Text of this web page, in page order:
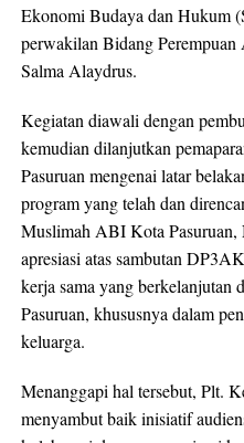
Ekonomi Budaya dan Hukum
perwakilan Bidang
Salma Alaydrus.
Kegiatan diawali dengan
kemudian dilanjutkan
Pasuruan mengenai latar
program yang telah dan
Muslimah ABI Kota Pasuruan,
apresiasi atas sambutan
kerja sama yang berkelanjutan
Pasuruan, khususnya dalam
keluarga.
Menanggapi hal tersebut, Plt.
menyambut baik inisiatif